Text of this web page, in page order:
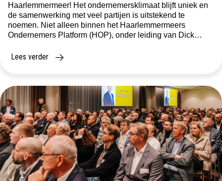
Haarlemmermeer! Het ondernemersklimaat blijft uniek en
de samenwerking met veel partijen is uitstekend te
noemen. Niet alleen binnen het Haarlemmermeers
Ondernemers Platform (HOP), onder leiding van Dick
ondernemersverenigingen in Haarlemmermeer – maar ook
Lees verder